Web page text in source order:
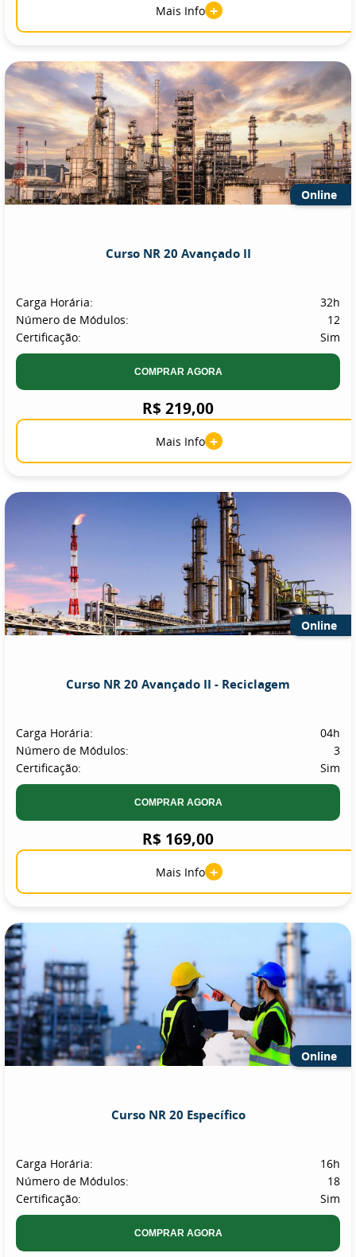
Mais Info +
Online
Curso NR 20 Avançado II
Carga Horária:
32h
Número de Módulos:
12
Certificação:
Sim
COMPRAR AGORA
R$ 219,00
Mais Info +
Online
Curso NR 20 Avançado II - Reciclagem
Carga Horária:
04h
Número de Módulos:
3
Certificação:
Sim
COMPRAR AGORA
R$ 169,00
Mais Info +
Online
Curso NR 20 Específico
Carga Horária:
16h
Número de Módulos:
18
Certificação:
Sim
COMPRAR AGORA